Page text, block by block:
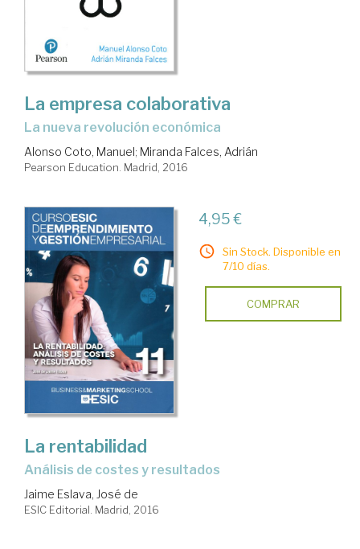
La empresa colaborativa
la nueva revolución económica
Alonso Coto, Manuel; Miranda Falces, Adrián
Pearson Education. Madrid, 2016
4,95 €
Sin Stock. Disponible en
7/10 días.
COMPRAR
La rentabilidad
análisis de costes y resultados
Jaime Eslava, José de
ESIC Editorial. Madrid, 2016